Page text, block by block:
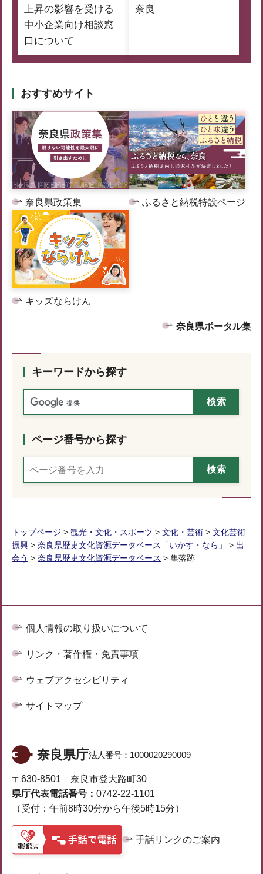
上昇の影響を受ける
中小企業向け相談窓
口について
奈良
おすすめサイト
奈良県政策集 ふるさと納税特設ページ
キッズならけん
奈良県ポータル集
キーワードから探す
ページ番号から探す
トップページ > 観光・文化・スポーツ > 文化・芸術 > 文化芸術
振興 > 奈良県歴史文化資源データベース「いかす・なら」 > 出
会う > 奈良県歴史文化資源データベース > 集落跡
個人情報の取り扱いについて
リンク・著作権・免責事項
ウェブアクセシビリティ
サイトマップ
奈良県庁法人番号： 1000020290009
〒630-8501 奈良市登大路町30
県庁代表電話番号： 0742-22-1101
（受付：午前8時30分から午後5時15分）
手話リンクのご案内